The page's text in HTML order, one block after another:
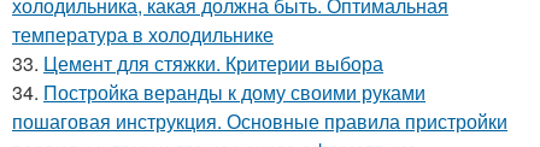
температура в холодильнике
33. Цемент для стяжки. Критерии выбора
34. Постройка веранды к дому своими руками
пошаговая инструкция. Основные правила пристройки